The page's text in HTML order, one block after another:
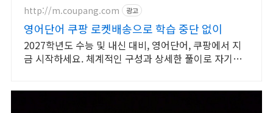
http://m.coupang.com 광고
영어단어 쿠팡 로켓배송으로 학습 중단 없이
2027학년도 수능 및 내신 대비, 영어단어, 쿠팡에서 지
금 시작하세요. 체계적인 구성과 상세한 풀이로 자기주